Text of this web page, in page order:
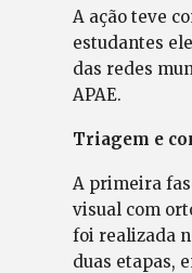
A ação teve
estudantes
das redes
APAE.
Triagem e
A primeira
visual com
foi realizada
duas etapas,